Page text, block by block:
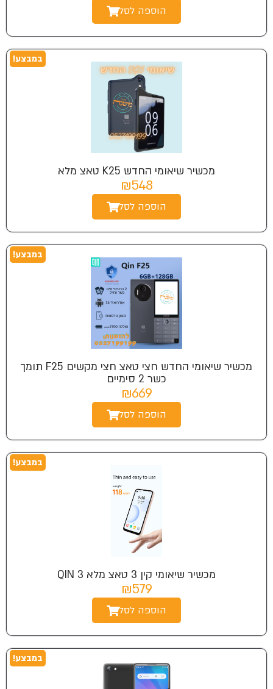
הוספה לסל
במבצע!
מכשיר שיאומי החדש K25 טאצ מלא
₪548
הוספה לסל
במבצע!
מכשיר שיאומי החדש חצי טאצ חצי מקשים F25 תומך
כשר 2 סימיים
₪669
הוספה לסל
במבצע!
מכשיר שיאומי קין 3 טאצ מלא QIN 3
₪579
הוספה לסל
במבצע!